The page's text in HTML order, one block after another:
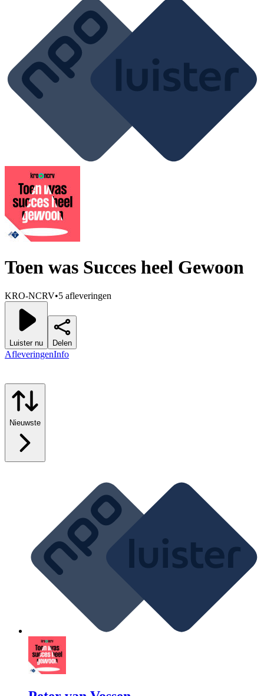
Toen was Succes heel Gewoon
KRO-NCRV•5 afleveringen
Luister nu Delen
AfleveringenInfo
Nieuwste